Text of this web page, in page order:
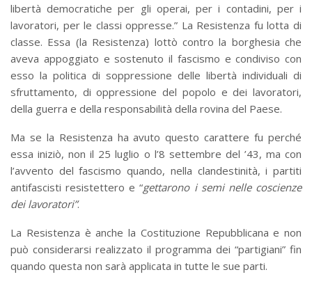
libertà democratiche per gli operai, per i contadini, per i
lavoratori, per le classi oppresse.” La Resistenza fu lotta di
classe. Essa (la Resistenza) lottò contro la borghesia che
aveva appoggiato e sostenuto il fascismo e condiviso con
esso la politica di soppressione delle libertà individuali di
sfruttamento, di oppressione del popolo e dei lavoratori,
della guerra e della responsabilità della rovina del Paese.
Ma se la Resistenza ha avuto questo carattere fu perché
essa iniziò, non il 25 luglio o l’8 settembre del ’43, ma con
l’avvento del fascismo quando, nella clandestinità, i partiti
antifascisti resistettero e “gettarono i semi nelle coscienze
dei lavoratori”.
La Resistenza è anche la Costituzione Repubblicana e non
può considerarsi realizzato il programma dei “partigiani” fin
quando questa non sarà applicata in tutte le sue parti.